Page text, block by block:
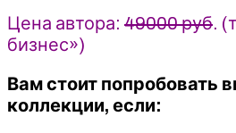
Цена автора: 49000 руб.
бизнес»)
Вам стоит попробовать
коллекции, если: